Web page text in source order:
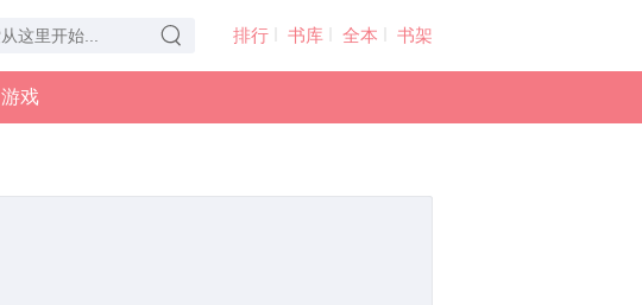
排行 书库 全本 书架
游戏